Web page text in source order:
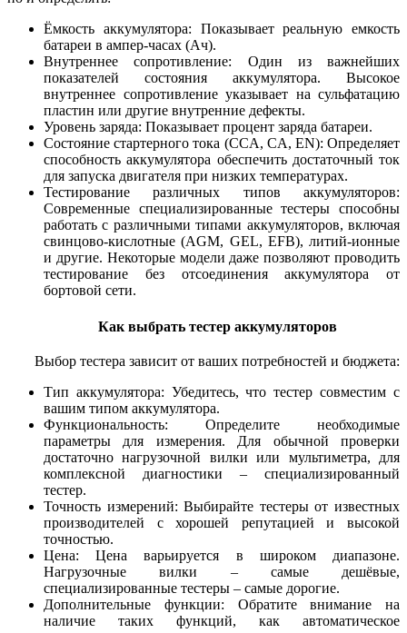
Ёмкость аккумулятора: Показывает реальную емкость
батареи в ампер-часах (Ач).
Внутреннее сопротивление: Один из важнейших
показателей состояния аккумулятора. Высокое
внутреннее сопротивление указывает на сульфатацию
пластин или другие внутренние дефекты.
Уровень заряда: Показывает процент заряда батареи.
Состояние стартерного тока (CCA, CA, EN): Определяет
способность аккумулятора обеспечить достаточный ток
для запуска двигателя при низких температурах.
Тестирование различных типов аккумуляторов:
Современные специализированные тестеры способны
работать с различными типами аккумуляторов, включая
свинцово-кислотные (AGM, GEL, EFB), литий-ионные
и другие. Некоторые модели даже позволяют проводить
тестирование без отсоединения аккумулятора от
бортовой сети.
Как выбрать тестер аккумуляторов
Выбор тестера зависит от ваших потребностей и бюджета:
Тип аккумулятора: Убедитесь, что тестер совместим с
вашим типом аккумулятора.
Функциональность: Определите необходимые
параметры для измерения. Для обычной проверки
достаточно нагрузочной вилки или мультиметра, для
комплексной диагностики – специализированный
тестер.
Точность измерений: Выбирайте тестеры от известных
производителей с хорошей репутацией и высокой
точностью.
Цена: Цена варьируется в широком диапазоне.
Нагрузочные вилки – самые дешёвые,
специализированные тестеры – самые дорогие.
Дополнительные функции: Обратите внимание на
наличие таких функций, как автоматическое